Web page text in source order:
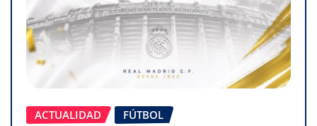
ACTUALIDAD
FÚTBOL